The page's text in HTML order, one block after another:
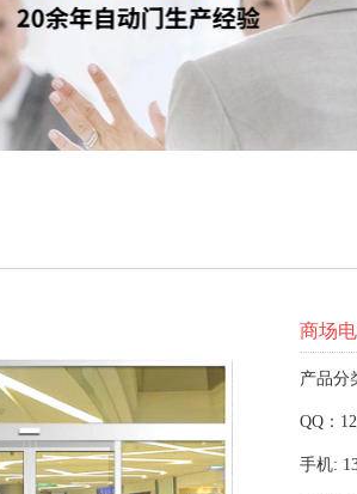
商场
产品分
QQ：
手机: